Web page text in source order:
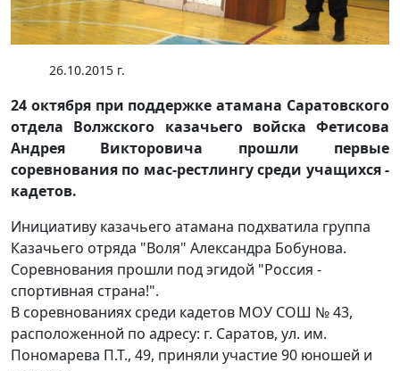
26.10.2015 г.
24 октября при поддержке атамана Саратовского
отдела Волжского казачьего войска Фетисова
Андрея Викторовича прошли первые
соревнования по мас-рестлингу среди учащихся -
кадетов.
Инициативу казачьего атамана подхватила группа
Казачьего отряда "Воля" Александра Бобунова.
Соревнования прошли под эгидой "Россия -
спортивная страна!".
В соревнованиях среди кадетов МОУ СОШ № 43,
расположенной по адресу: г. Саратов, ул. им.
Пономарева П.Т., 49, приняли участие 90 юношей и